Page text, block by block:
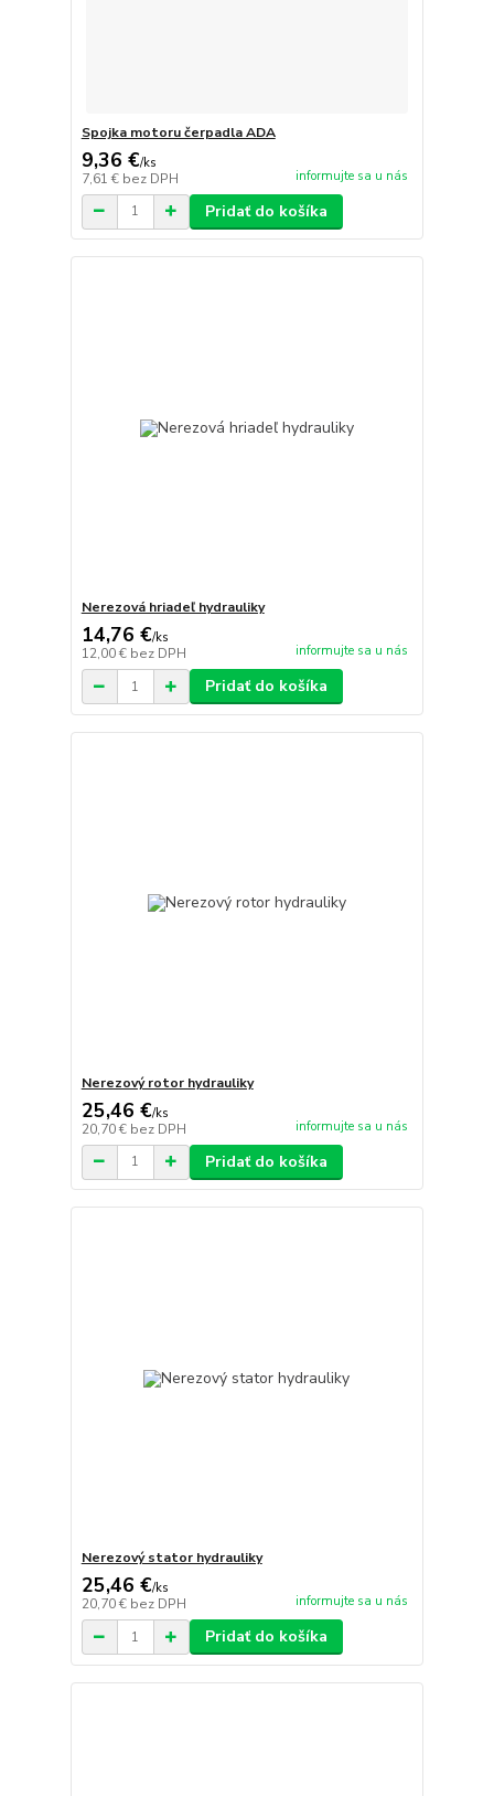
Spojka motoru čerpadla ADA
9,36 €/ks
7,61 € bez DPH informujte sa u nás
Pridať do košíka
Nerezová hriadeľ hydrauliky
14,76 €/ks
12,00 € bez DPH informujte sa u nás
Pridať do košíka
Nerezový rotor hydrauliky
25,46 €/ks
20,70 € bez DPH informujte sa u nás
Pridať do košíka
Nerezový stator hydrauliky
25,46 €/ks
20,70 € bez DPH informujte sa u nás
Pridať do košíka